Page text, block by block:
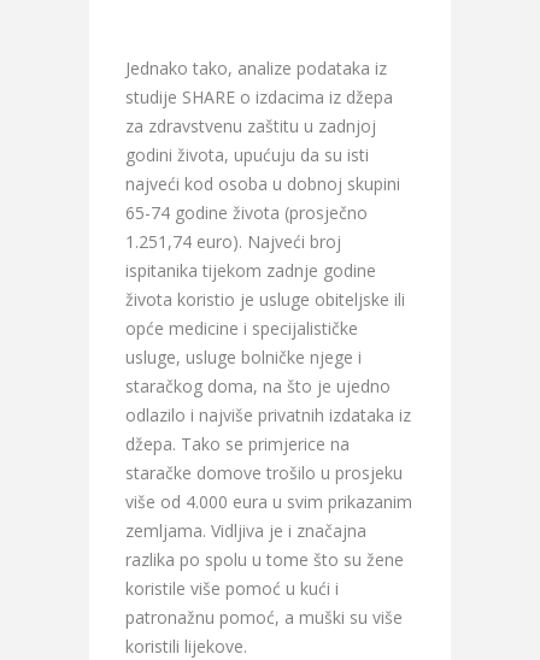
Jednako tako, analize podataka iz
studije SHARE o izdacima iz džepa
za zdravstvenu zaštitu u zadnjoj
godini života, upućuju da su isti
najveći kod osoba u dobnoj skupini
65-74 godine života (prosječno
1.251,74 euro). Najveći broj
ispitanika tijekom zadnje godine
života koristio je usluge obiteljske ili
opće medicine i specijalističke
usluge, usluge bolničke njege i
staračkog doma, na što je ujedno
odlazilo i najviše privatnih izdataka iz
džepa. Tako se primjerice na
staračke domove trošilo u prosjeku
više od 4.000 eura u svim prikazanim
zemljama. Vidljiva je i značajna
razlika po spolu u tome što su žene
koristile više pomoć u kući i
patronažnu pomoć, a muški su više
koristili lijekove.